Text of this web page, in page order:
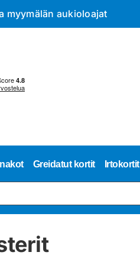
myymälän aukioloajat
Greidatut kortit Irtokortit